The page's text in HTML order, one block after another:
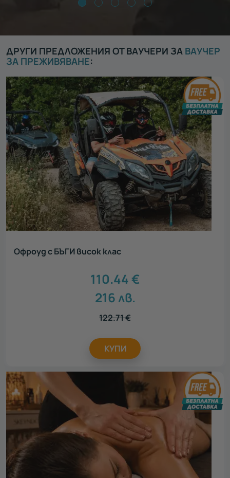
ДРУГИ ПРЕДЛОЖЕНИЯ ОТ ВАУЧЕРИ ЗА ВАУЧЕР
ЗА ПРЕЖИВЯВАНЕ:
Офроуд с БЪГИ висок клас
110.44€
216лв.
122.71€
КУПИ